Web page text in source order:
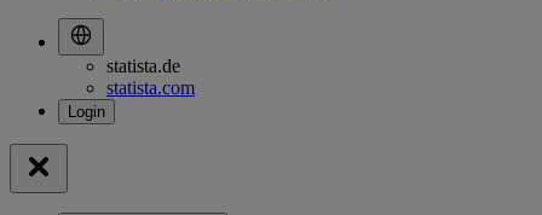
statista.de
statista.com